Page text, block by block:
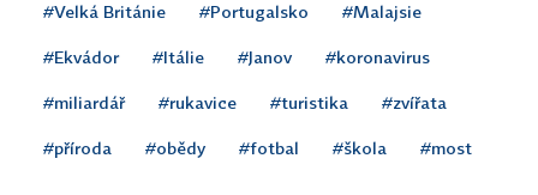
#Velká Británie #Portugalsko #Malajsie
#Ekvádor #Itálie #Janov #koronavirus
#miliardář #rukavice #turistika #zvířata
#příroda #obědy #fotbal #škola #most